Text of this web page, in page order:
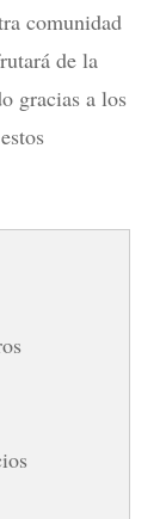
comunidad
de la
gracias a los